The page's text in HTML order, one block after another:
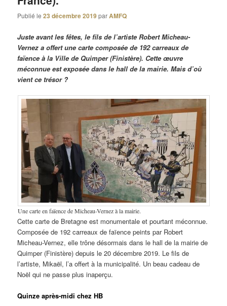
Publié le23 décembre 2019parAMFQ
Juste avant les fêtes, le fils de l’artiste Robert Micheau-
Vernez a offert une carte composée de 192 carreaux de
faïence à la Ville de Quimper (Finistère). Cette œuvre
méconnue est exposée dans le hall de la mairie. Mais d’où
vient ce trésor ?
Une carte en faïence de Micheau-Vernez à la mairie.
Cette carte de Bretagne est monumentale et pourtant méconnue.
Composée de 192 carreaux de faïence peints par Robert
Micheau-Vernez, elle trône désormais dans le hall de la mairie de
Quimper (Finistère) depuis le 20 décembre 2019. Le fils de
l’artiste, Mikaël, l’a offert à la municipalité. Un beau cadeau de
Noël qui ne passe plus inaperçu.
Quinze après-midi chez HB